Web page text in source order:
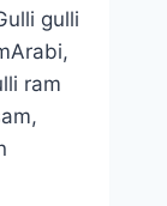
gulli
ram